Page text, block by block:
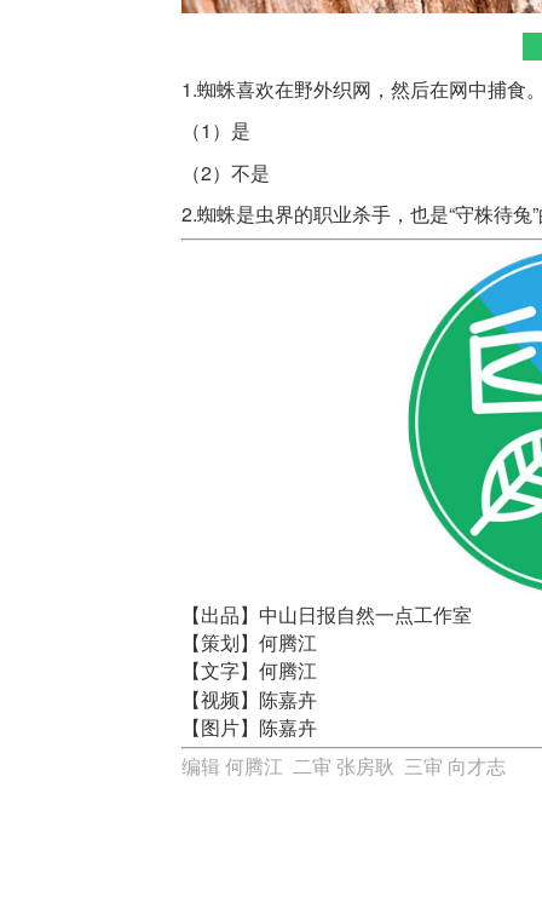
1.蜘蛛喜欢在野外织网，然后在网中捕食
（1）是
（2）不是
2.蜘蛛是虫界的职业杀手，也是“守株待
【出品】中山日报自然一点工作室
【策划】何腾江
【文字】何腾江
【视频】陈嘉卉
【图片】陈嘉卉
编辑 何腾江 二审 张房耿 三审 向才志